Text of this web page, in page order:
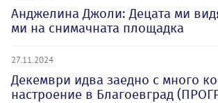
Анджелина Джоли: Децата ми
ми на снимачната площадка
27.11.2024
Декември идва заедно с много
настроение в Благоевград